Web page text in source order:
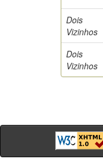
Dois
Vizinhos
Dois
Vizinhos